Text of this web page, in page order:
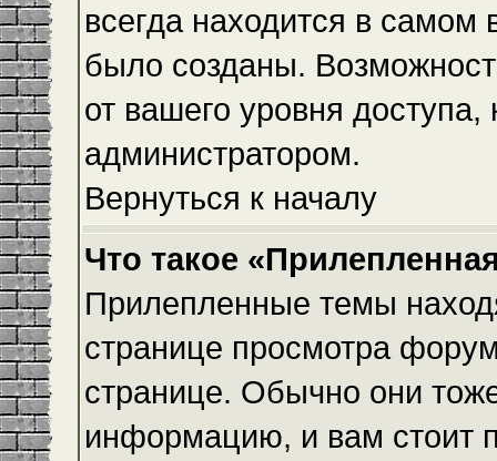
всегда находится в
было созданы.
от вашего уровня
администратором.
Вернуться к началу
Что такое
Прилепленные темы
странице просмотра
странице. Обычно они
информацию, и вам стоит